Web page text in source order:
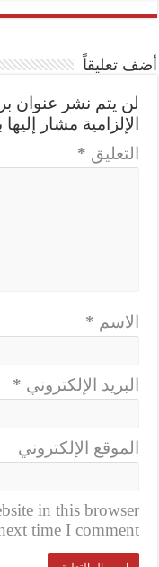
أضف تعليقاً
لن يتم نشر عنوان
الإلزامية مشار إليها
التعليق *
الاسم *
البريد الإلكتروني *
الموقع الإلكتروني
in this browser
time I comment.